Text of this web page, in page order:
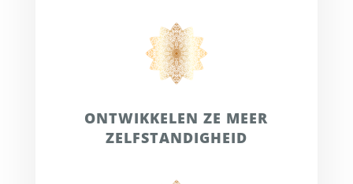
ONTWIKKELEN ZE MEER
ZELFSTANDIGHEID